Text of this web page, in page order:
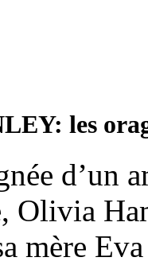
les
d’un
Olivia
mère